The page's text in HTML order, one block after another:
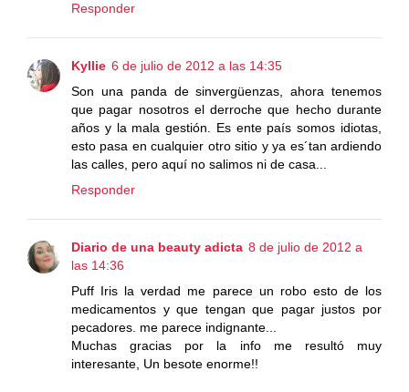
Responder
Kyllie 6 de julio de 2012 a las 14:35
Son una panda de sinvergüenzas, ahora tenemos
que pagar nosotros el derroche que hecho durante
años y la mala gestión. Es ente país somos idiotas,
esto pasa en cualquier otro sitio y ya es´tan ardiendo
las calles, pero aquí no salimos ni de casa...
Responder
Diario de una beauty adicta 8 de julio de 2012 a
las 14:36
Puff Iris la verdad me parece un robo esto de los
medicamentos y que tengan que pagar justos por
pecadores. me parece indignante...
Muchas gracias por la info me resultó muy
interesante, Un besote enorme!!